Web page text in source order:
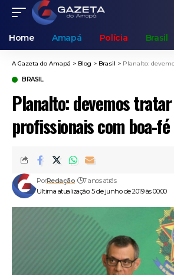
Home Amapá Polícia Brasil
A Gazeta do Amapá > Blog > Brasil > Planalto: devemos
BRASIL
Planalto: devemos
profissionais com boa-fé
Ultima atualização: 5 de junho de 2019 às 00:00
PorRedação 7 anos atrás